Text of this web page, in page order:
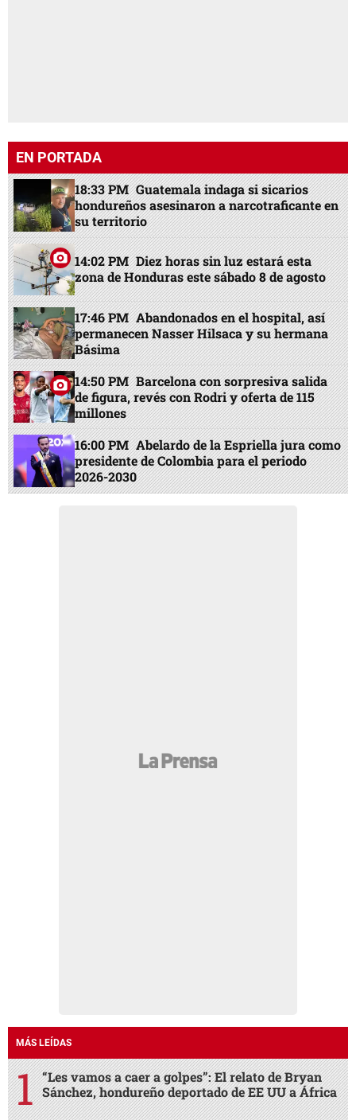
EN PORTADA
18:33 PM Guatemala indaga si sicarios
hondureños asesinaron a narcotraficante en
su territorio
14:02 PM Diez horas sin luz estará esta
zona de Honduras este sábado 8 de agosto
17:46 PM Abandonados en el hospital, así
permanecen Nasser Hilsaca y su hermana
Básima
14:50 PM Barcelona con sorpresiva salida
de figura, revés con Rodri y oferta de 115
millones
16:00 PM Abelardo de la Espriella jura como
presidente de Colombia para el periodo
2026-2030
MÁS LEÍDAS
“Les vamos a caer a golpes”: El relato de Bryan
Sánchez, hondureño deportado de EE UU a África